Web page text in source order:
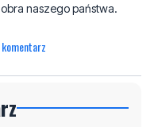
naszego państwa.